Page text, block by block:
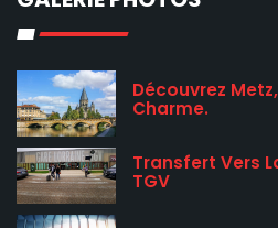
Découvrez
Charme.
Transfert Vers
TGV